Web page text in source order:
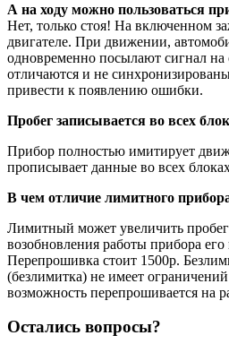
А на ходу можно пользоваться
Нет, только стоя! На включенном
двигателе. При движении,
одновременно посылают сигнал
отличаются и не
привести к появлению ошибки.
Пробег записывается во всех
Прибор полностью имитирует
прописывает данные во всех
В чем отличие лимитного
Лимитный может увеличить
возобновления работы прибора
Перепрошивка стоит 1500р.
(безлимитка) не имеет
возможность перепрошивается на
Остались вопросы?